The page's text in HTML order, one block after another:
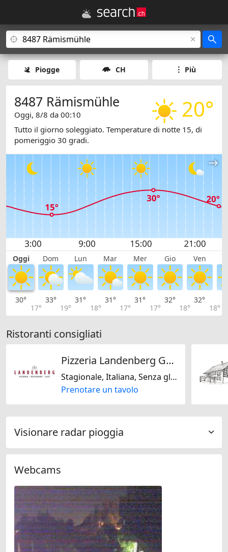
Piogge CH Più
20°
8487 Rämismühle
Oggi, 8/8 da 00:10
Tutto il giorno soleggiato. Temperature di notte 15, di
pomeriggio 30 gradi.
Oggi Dom Lun Mar Mer Gio Ven
30°
17°
33°
19°
31°
18°
31°
17°
31°
17°
32°
18°
32°
18°
Ristoranti consigliati
Pizzeria Landenberg GmbH
Stagionale, Italiana, Senza glutine, Solo vegetariano, Solo vegano, Senza lattosio, Vegetariano Jain, Senza noci, Kosher, Senza soja, Svizzera
Prenotare un tavolo
Visionare radar pioggia
Webcams